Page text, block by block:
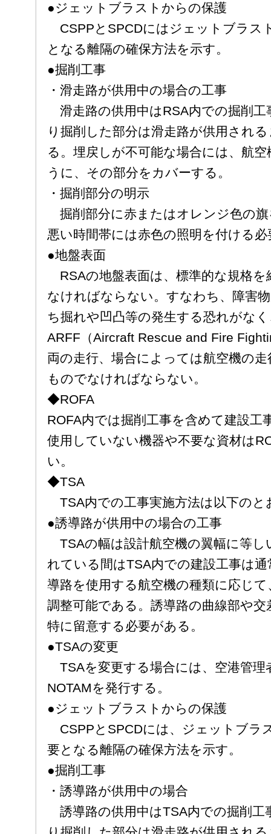
●ジェットブラストからの保護
CSPPとSPCDにはジェットブラス
となる離隔の確保方法を示す。
●掘削工事
・滑走路が供用中の場合の工事
滑走路の供用中はRSA内での掘削
り掘削した部分は滑走路が供用され
る。埋戻しが不可能な場合には、航
うに、その部分をカバーする。
・掘削部分の明示
掘削部分に赤またはオレンジ色の
悪い時間帯には赤色の照明を付ける
●地盤表面
RSAの地盤表面は、標準的な規格
なければならない。すなわち、障害
ち掘れや凹凸等の発生する恐れがな
ARFF（Aircraft Rescue and Fire
両の走行、場合によっては航空機の
ものでなければならない。
◆ROFA
ROFA内では掘削工事を含めて建設工
使用していない機器や不要な資材は
い。
◆TSA
TSA内での工事実施方法は以下のと
●誘導路が供用中の場合の工事
TSAの幅は設計航空機の翼幅に等し
れている間はTSA内での建設工事は
導路を使用する航空機の種類に応じ
調整可能である。誘導路の曲線部や
特に留意する必要がある。
●TSAの変更
TSAを変更する場合には、空港管理
NOTAMを発行する。
●ジェットブラストからの保護
CSPPとSPCDには、ジェットブラ
要となる離隔の確保方法を示す。
●掘削工事
・誘導路が供用中の場合
誘導路の供用中はTSA内での掘削工